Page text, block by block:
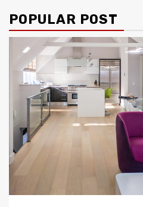
POPULAR POST